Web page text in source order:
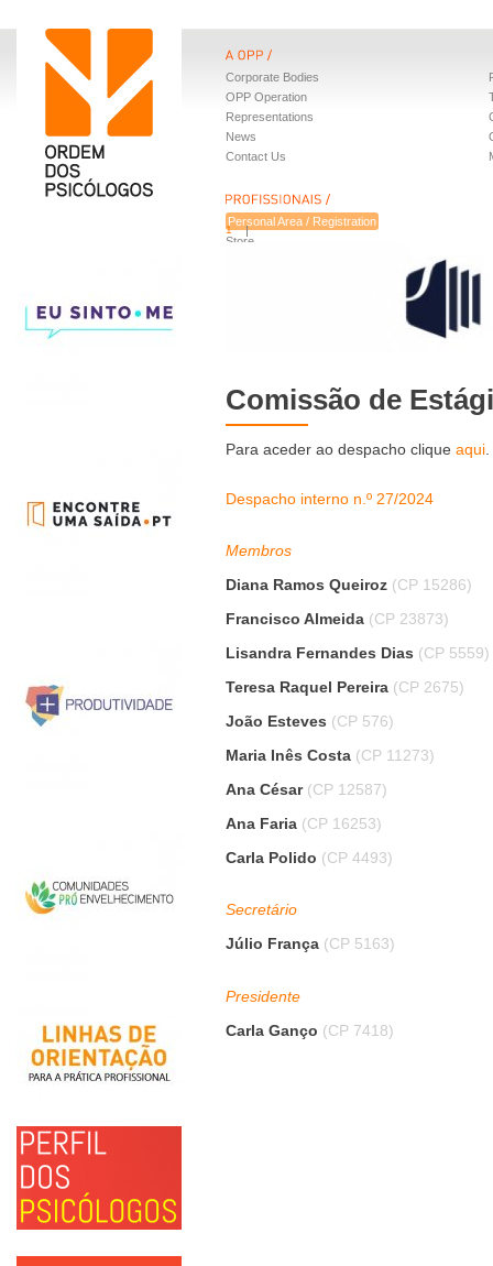
Corporate Bodies
OPP Operation
Representations
News
Contact Us
Personal Area / Registration
Store
1
Comissão de
Para aceder ao despacho clique aqui
Despacho interno n.º 27/2024
Membros
Diana Ramos Queiroz (CP 15286)
Francisco Almeida (CP 23873)
Lisandra Fernandes Dias (CP 5559)
Teresa Raquel Pereira (CP 2675)
João Esteves (CP 576)
Maria Inês Costa (CP 11273)
Ana César (CP 12587)
Ana Faria (CP 16253)
Carla Polido (CP 4493)
Secretário
Júlio França (CP 5163)
Presidente
Carla Ganço (CP 7418)